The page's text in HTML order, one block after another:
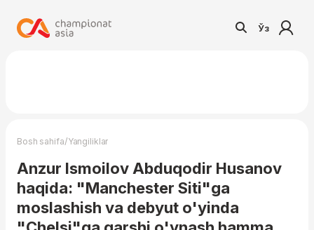
Ўз
Bosh sahifa/Yangiliklar
Anzur Ismoilov Abduqodir Husanov
haqida: "Manchester Siti"ga
moslashish va debyut o'yinda